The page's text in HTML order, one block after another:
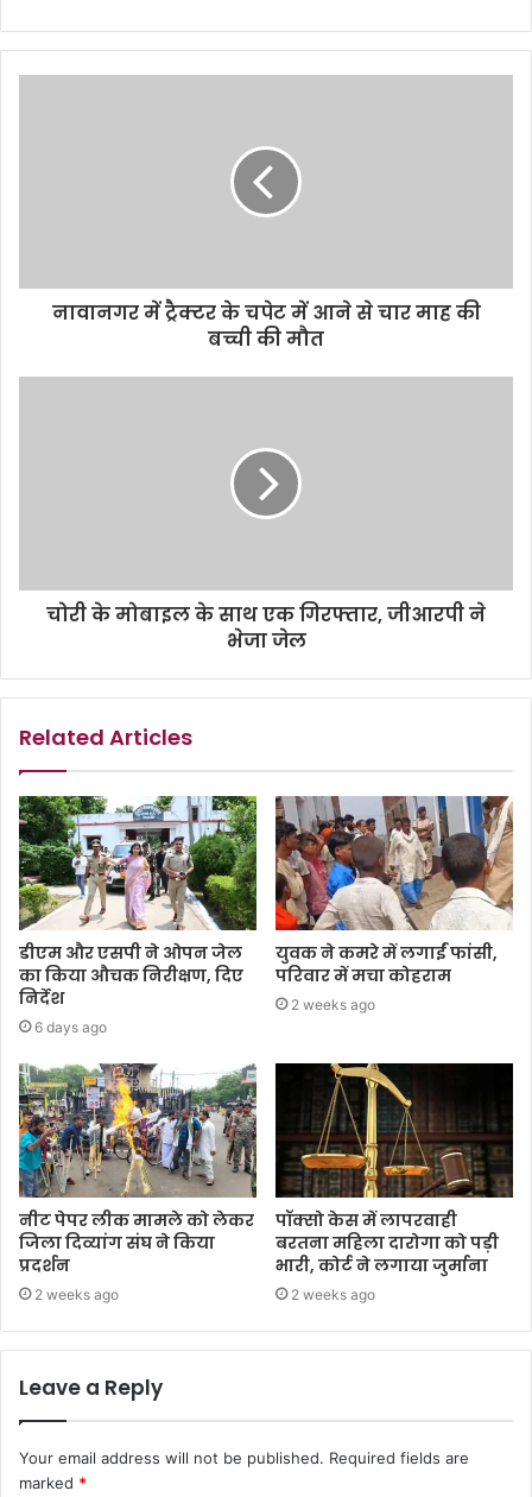
b
s
e
नावानगर में ट्रैक्टर के चपेट में आने से चार माह की
बच्ची की मौत
चोरी के मोबाइल के साथ एक गिरफ्तार, जीआरपी ने
भेजा जेल
Related Articles
डीएम और एसपी ने ओपन जेल
का किया औचक निरीक्षण, दिए
निर्देश
6 days ago
युवक ने कमरे में लगाईं फांसी,
परिवार में मचा कोहराम
2 weeks ago
नीट पेपर लीक मामले को लेकर
जिला दिव्यांग संघ ने किया
प्रदर्शन
2 weeks ago
पॉक्सो केस में लापरवाही
बरतना महिला दारोगा को पड़ी
भारी, कोर्ट ने लगाया जुर्माना
2 weeks ago
Leave a Reply
Your email address will not be published. Required fields are
marked *